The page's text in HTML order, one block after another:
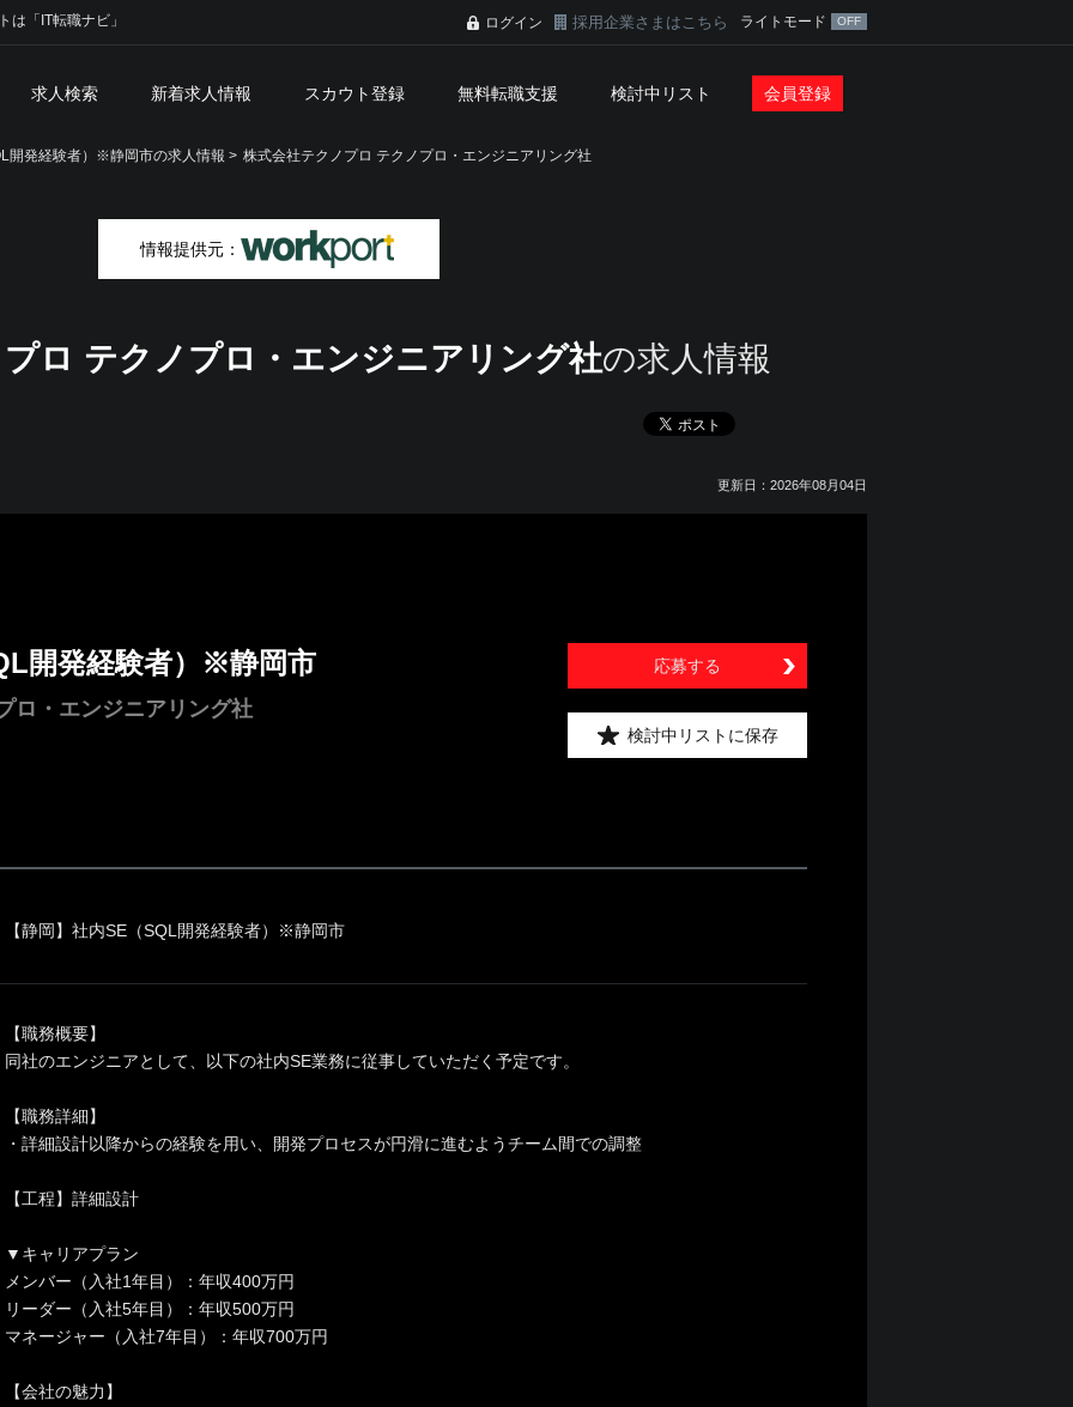
は「IT転職ナビ」 ログイン 採用企業さまはこちら ライトモード
求人検索 新着求人情報 スカウト登録 無料転職支援 検討中リスト 会員登録
開発経験者）※静岡市の求人情報 > 株式会社テクノプロ テクノプロ・エンジニアリング社
情報提供元：
ロ テクノプロ・エンジニアリング社の求人情報
更新日：2026年08月04日
開発経験者）※静岡市
ロ・エンジニアリング社
応募する
検討中リストに保存
【静岡】社内SE（SQL開発経験者）※静岡市
【職務概要】
同社のエンジニアとして、以下の社内SE業務に従事していただく予定です。
【職務詳細】
・詳細設計以降からの経験を用い、開発プロセスが円滑に進むようチーム間での調整
【工程】詳細設計
▼キャリアプラン
メンバー（入社1年目）：年収400万円
リーダー（入社5年目）：年収500万円
マネージャー（入社7年目）：年収700万円
【会社の魅力】